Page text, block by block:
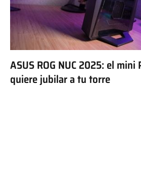
ASUS ROG NUC 2025: el mini
quiere jubilar a tu torre